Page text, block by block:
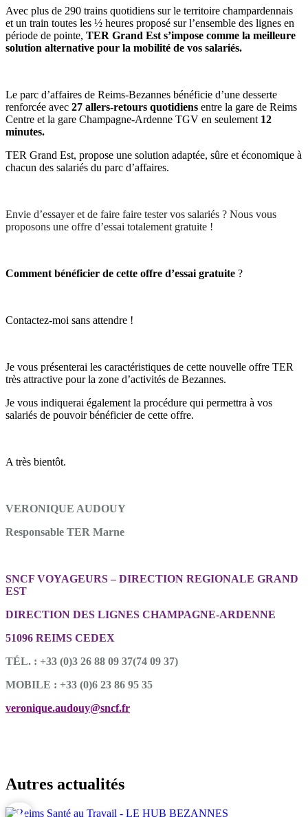
Avec plus de 290 trains quotidiens sur le territoire champardennais
et un train toutes les ½ heures proposé sur l’ensemble des lignes en
période de pointe, TER Grand Est s’impose comme la meilleure
solution alternative pour la mobilité de vos salariés.
Le parc d’affaires de Reims-Bezannes bénéficie d’une desserte
renforcée avec 27 allers-retours quotidiens entre la gare de Reims
Centre et la gare Champagne-Ardenne TGV en seulement 12
minutes.
TER Grand Est, propose une solution adaptée, sûre et économique à
chacun des salariés du parc d’affaires.
Envie d’essayer et de faire faire tester vos salariés ? Nous vous
proposons une offre d’essai totalement gratuite !
Comment bénéficier de cette offre d’essai gratuite ?
Contactez-moi sans attendre !
Je vous présenterai les caractéristiques de cette nouvelle offre TER
très attractive pour la zone d’activités de Bezannes.
Je vous indiquerai également la procédure qui permettra à vos
salariés de pouvoir bénéficier de cette offre.
A très bientôt.
VERONIQUE AUDOUY
Responsable TER Marne
SNCF VOYAGEURS – DIRECTION REGIONALE GRAND
EST
DIRECTION DES LIGNES CHAMPAGNE-ARDENNE
51096 REIMS CEDEX
TÉL. : +33 (0)3 26 88 09 37(74 09 37)
MOBILE : +33 (0)6 23 86 95 35
veronique.audouy@sncf.fr
Autres actualités